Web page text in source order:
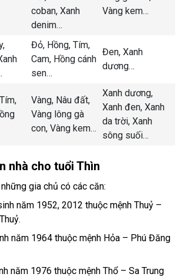
coban, Xanh
denim…
Vàng kem…
Đỏ, Hồng, Tím,
Cam, Hồng cánh
sen…
Đen, Xanh
dương…
Tím,
Vàng, Nâu đất,
Vàng lông gà
con, Vàng kem…
Xanh dương,
Xanh đen, Xanh
da trời, Xanh
sông suối…
nhà cho tuổi Thìn
gia chủ có các căn:
năm 1952, 2012 thuộc mệnh Thuỷ –
năm 1964 thuộc mệnh Hỏa – Phú Đăng
năm 1976 thuộc mệnh Thổ – Sa Trung